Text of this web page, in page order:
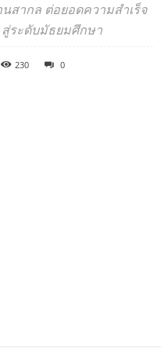
สากล ต่อยอดความสำเร็จ
ระดับมัธยมศึกษา
230 0